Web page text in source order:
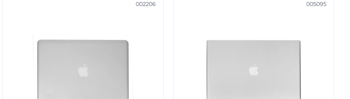
002206 005095